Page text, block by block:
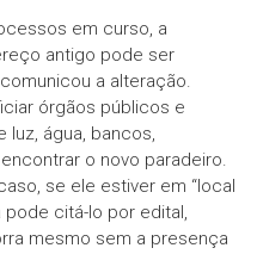
em curso, a
antigo pode ser
a alteração.
órgãos públicos e
água, bancos,
o novo paradeiro.
se ele estiver em “local
pode citá-lo por edital,
mesmo sem a presença